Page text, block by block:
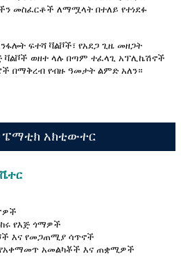
መስፈርቶች ለማሟላት በተለይ የተነደፉ
ፍተሻ ቫልቮች፣ የአደጋ ጊዜ መዘጋት
ቫልቮች ወዘተ ላሉ በጣም ተፈላጊ አፕሊኬሽኖች
በማቅረብ የብዙ ዓመታት ልምድ አለን።
ፔማቲክ አክቲውተር
የእጅ ጎማዎች
እና የመጋጠሚያ ሳጥኖች
አመልካቾች እና ጠቋሚዎች